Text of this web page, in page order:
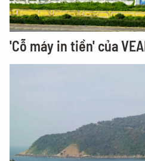
'Cỗ máy in tiền' của